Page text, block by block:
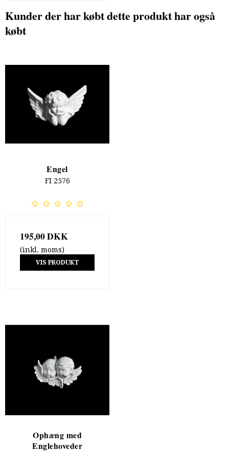
Kunder der har købt dette produkt har også
købt
Engel
FI 2576
195,00 DKK
(inkl. moms)
VIS PRODUKT
Ophæng med
Englehoveder